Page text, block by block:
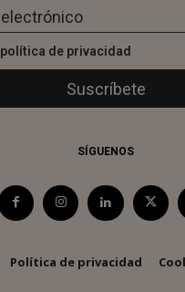
política de privacidad
SÍGUENOS
Política de privacidad